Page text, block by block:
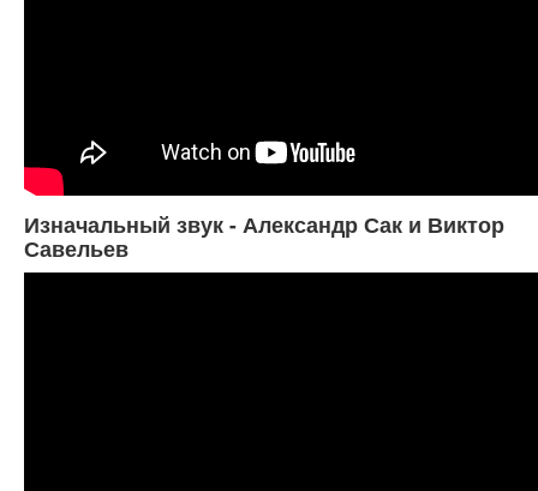
Изначальный звук - Александр Сак и Виктор
Савельев